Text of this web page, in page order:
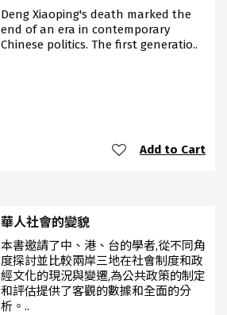
Deng Xiaoping's death marked the
end of an era in contemporary
Chinese politics. The first generatio..
Add to Cart
華人社會的變貌
本書邀請了中、港、台的學者,從不同角
度探討並比較兩岸三地在社會制度和政
經文化的現況與變遷,為公共政策的制定
和評估提供了客觀的數據和全面的分
析。..